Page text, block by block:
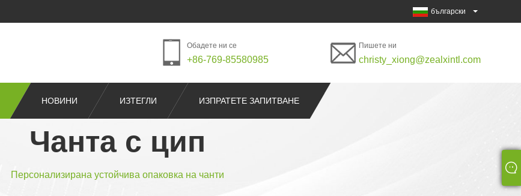
български
Обадете ни се
+86-769-85580985
Пишете ни
christy_xiong@zealxintl.com
НОВИНИ ИЗТЕГЛИ ИЗПРАТЕТЕ ЗАПИТВАНЕ
Чанта с цип
Персонализирана устойчива опаковка на чанти